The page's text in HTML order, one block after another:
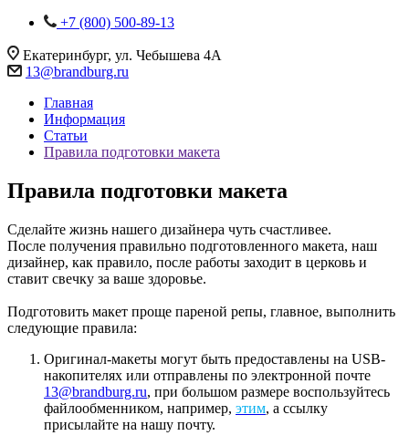
+7 (800) 500-89-13
Екатеринбург, ул. Чебышева 4А
13@brandburg.ru
Главная
Информация
Статьи
Правила подготовки макета
Правила подготовки макета
Сделайте жизнь нашего дизайнера чуть счастливее.
После получения правильно подготовленного макета, наш
дизайнер, как правило, после работы заходит в церковь и
ставит свечку за ваше здоровье.
Подготовить макет проще пареной репы, главное, выполнить
следующие правила:
Оригинал-макеты могут быть предоставлены на USB-
накопителях или отправлены по электронной почте
13@brandburg.ru, при большом размере воспользуйтесь
файлообменником, например, этим, а ссылку
присылайте на нашу почту.